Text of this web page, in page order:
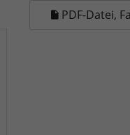
PDF-Datei,